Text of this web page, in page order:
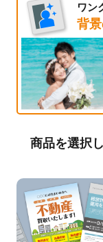
ワン
背
商品を選択